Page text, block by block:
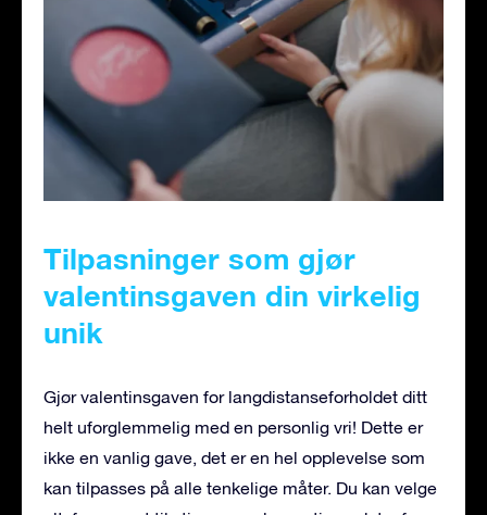
Tilpasninger som gjør
valentinsgaven din virkelig
unik
Gjør valentinsgaven for langdistanseforholdet ditt
helt uforglemmelig med en personlig vri! Dette er
ikke en vanlig gave, det er en hel opplevelse som
kan tilpasses på alle tenkelige måter. Du kan velge